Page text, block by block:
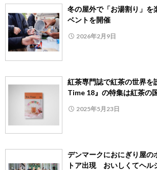
冬の屋外で「お湯割り」
ベントを開催
2026年2月9日
紅茶専門誌で紅茶の世界
Time 18』の特集は紅茶の
2025年5月23日
デンマークにおにぎり屋の
トア出現 おいしくてヘル